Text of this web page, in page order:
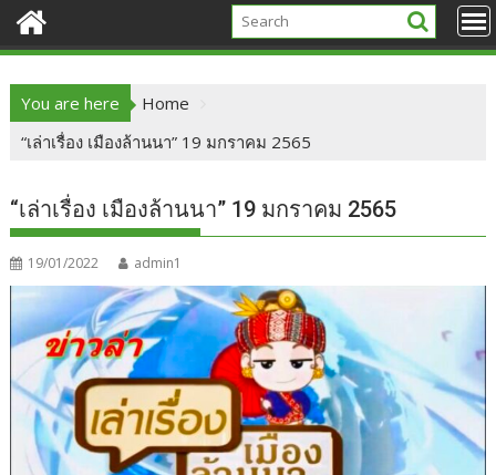
You are here
Home
“เล่าเรื่อง เมืองล้านนา” 19 มกราคม 2565
“เล่าเรื่อง เมืองล้านนา” 19 มกราคม 2565
19/01/2022 admin1